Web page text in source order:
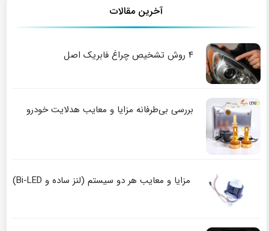
آخرین مقالات
۴ روش تشخیص چراغ فابریک اصل
بررسی بی‌طرفانه مزایا و معایب هدلایت خودرو
مزایا و معایب هر دو سیستم (لنز ساده و Bi-LED)